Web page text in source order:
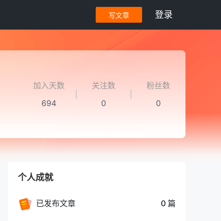
写文章 登录
加入天数
694
关注数
0
粉丝数
0
个人成就
已发布文章 0 篇